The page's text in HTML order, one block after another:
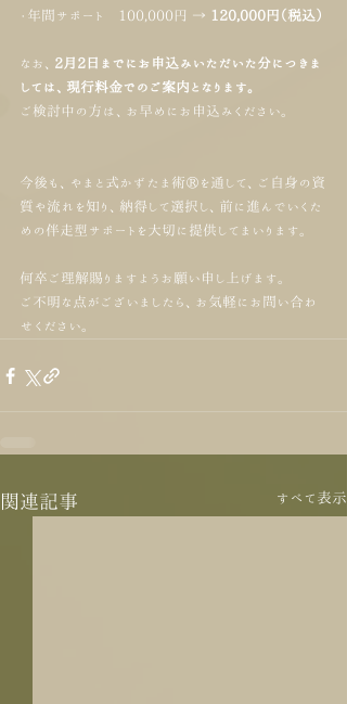
・年間サポート　100,000円 → 120,000円（税込）
なお、 2月2日までにお申込みいただいた分につきま
しては、現行料金でのご案内となります。
ご検討中の方は、お早めにお申込みください。
今後も、やまと式かずたま術®を通して、ご自身の資
質や流れを知り、納得して選択し、前に進んでいくた
めの伴走型サポートを大切に提供してまいります。
何卒ご理解賜りますようお願い申し上げます。
ご不明な点がございましたら、お気軽にお問い合わ
せください。
関連記事 すべて表示